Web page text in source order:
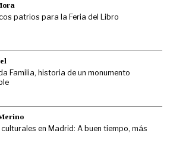
patrios para la Feria del Libro
Familia, historia de un monumento
en Madrid: A buen tiempo, más